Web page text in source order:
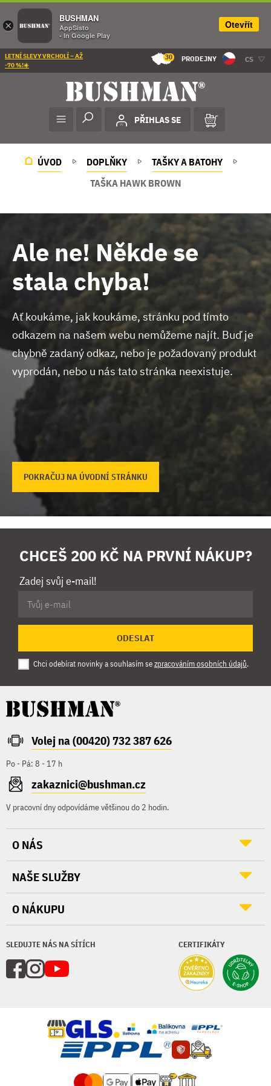
LETNÍ SLEVY VRCHOLÍ – AŽ
-70 %!☀️
30 PRODEJNY CS
PŘIHLAS SE
ÚVOD DOPLŇKY
TAŠKY A BATOHY
TAŠKA HAWK BROWN
Ale ne! Někde se
stala chyba!
Ať koukáme, jak koukáme, stránku pod tímto
odkazem na našem webu nemůžeme najít. Buď je
chybně zadaný odkaz, nebo je požadovaný produkt
vyprodán, nebo u nás tato stránka neexistuje.
POKRAČUJ NA ÚVODNÍ STRÁNKU
CHCEŠ 200 KČ NA PRVNÍ NÁKUP?
Zadej svůj e-mail!
ODESLAT
Chci odebírat novinky a souhlasím sezpracováním osobních údajů.
Volej na (00420) 732 387 626
Po - Pá: 8 - 17 h
zakaznici@bushman.cz
V pracovní dny odpovídáme většinou do 2 hodin.
SLEDUJTE NÁS NA SÍTÍCH CERTIFIKÁTY
O NÁS
NAŠE SLUŽBY
O NÁKUPU
×
BUSHMAN
AppSisto
- In Google Play
Otevřít